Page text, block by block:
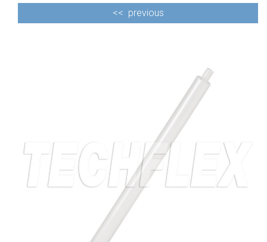
<< previous